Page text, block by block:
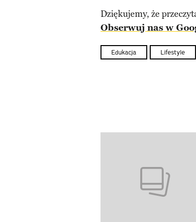
Dziękujemy, że
Obserwuj nas w
Edukacja Lifestyle
previous element